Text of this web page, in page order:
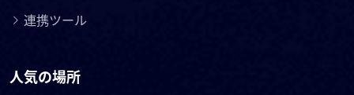
連携ツール
人気の場所